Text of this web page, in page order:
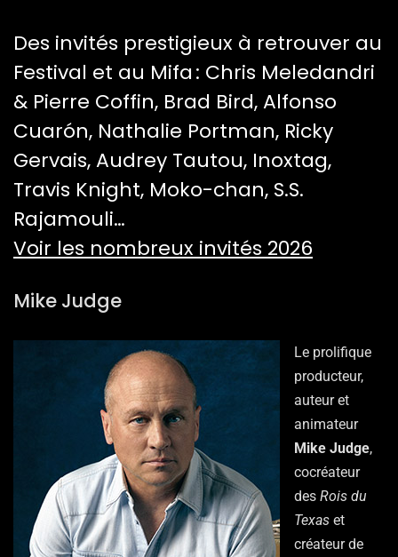
Des invités prestigieux à retrouver au
Festival et au Mifa : Chris Meledandri
& Pierre Coffin, Brad Bird, Alfonso
Cuarón, Nathalie Portman, Ricky
Gervais, Audrey Tautou, Inoxtag,
Travis Knight, Moko-chan, S.S.
Rajamouli…
Voir les nombreux invités 2026
Mike Judge
Le prolifique
producteur,
auteur et
animateur
Mike Judge,
cocréateur
des Rois du
Texas et
créateur de